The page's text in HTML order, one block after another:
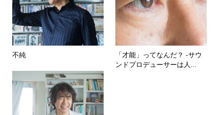
不純
「才能」ってなんだ？ -サウ
ンドプロデューサーは人...